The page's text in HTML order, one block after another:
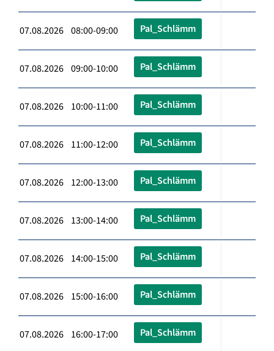
07.08.2026 08:00-09:00 Pal_Schlämm
07.08.2026 09:00-10:00 Pal_Schlämm
07.08.2026 10:00-11:00 Pal_Schlämm
07.08.2026 11:00-12:00 Pal_Schlämm
07.08.2026 12:00-13:00 Pal_Schlämm
07.08.2026 13:00-14:00 Pal_Schlämm
07.08.2026 14:00-15:00 Pal_Schlämm
07.08.2026 15:00-16:00 Pal_Schlämm
07.08.2026 16:00-17:00 Pal_Schlämm